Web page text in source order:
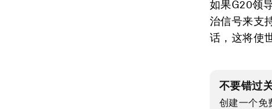
如果G20领
治信号来支
话，这将使
不要错过
创建一个免